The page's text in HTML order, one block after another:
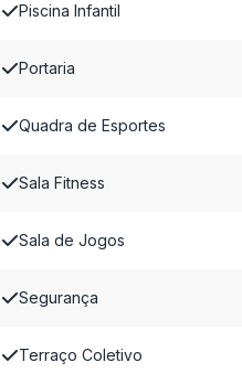
Piscina Infantil
Portaria
Quadra de Esportes
Sala Fitness
Sala de Jogos
Segurança
Terraço Coletivo